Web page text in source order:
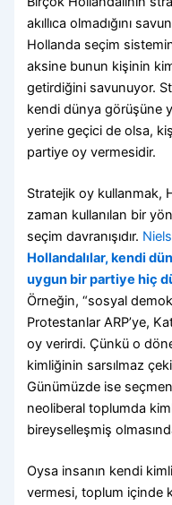
akıllıca olmadığını
Hollanda seçim
aksine bunun kişinin
getirdiğini savunuyor.
kendi dünya görüşüne
yerine geçici de olsa,
partiye oy vermesidir.
Stratejik oy kullanmak,
zaman kullanılan bir
seçim davranışıdır.
Hollandalılar, kendi
uygun bir partiye hiç
Örneğin, “sosyal
Protestanlar ARP’ye,
oy verirdi. Çünkü o
kimliğinin sarsılmaz
Günümüzde ise
neoliberal toplumda
bireyselleşmiş
Oysa insanın kendi
vermesi, toplum içinde